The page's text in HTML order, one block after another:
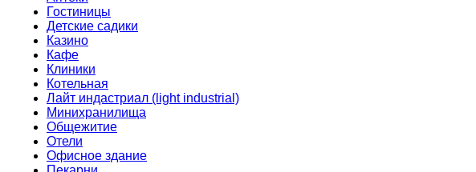
Гостиницы
Детские садики
Казино
Кафе
Клиники
Котельная
Лайт индастриал (light industrial)
Минихранилища
Общежитие
Отели
Офисное здание